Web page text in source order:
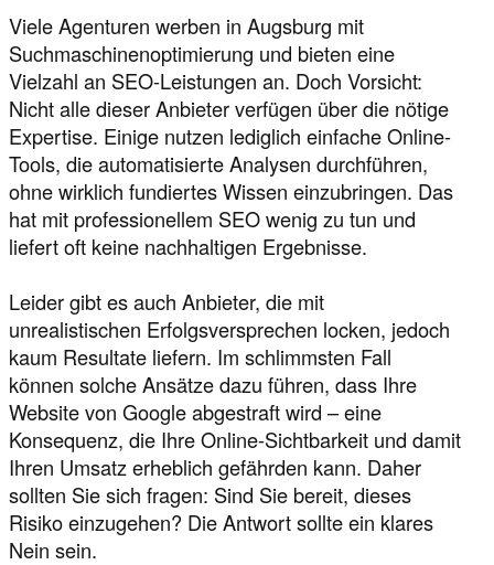
Viele Agenturen werben in Augsburg mit
Suchmaschinenoptimierung und bieten eine
Vielzahl an SEO-Leistungen an. Doch Vorsicht:
Nicht alle dieser Anbieter verfügen über die nötige
Expertise. Einige nutzen lediglich einfache Online-
Tools, die automatisierte Analysen durchführen,
ohne wirklich fundiertes Wissen einzubringen. Das
hat mit professionellem SEO wenig zu tun und
liefert oft keine nachhaltigen Ergebnisse.
Leider gibt es auch Anbieter, die mit
unrealistischen Erfolgsversprechen locken, jedoch
kaum Resultate liefern. Im schlimmsten Fall
können solche Ansätze dazu führen, dass Ihre
Website von Google abgestraft wird – eine
Konsequenz, die Ihre Online-Sichtbarkeit und damit
Ihren Umsatz erheblich gefährden kann. Daher
sollten Sie sich fragen: Sind Sie bereit, dieses
Risiko einzugehen? Die Antwort sollte ein klares
Nein sein.